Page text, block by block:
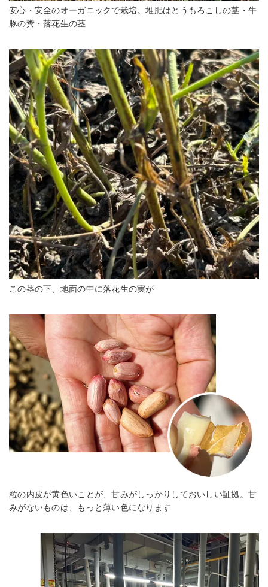
安心・安全のオーガニックで栽培。堆肥はとうもろこしの茎・牛
豚の糞・落花生の茎
この茎の下、地面の中に落花生の実が
粒の内皮が黄色いことが、甘みがしっかりしておいしい証拠。甘
みがないものは、もっと薄い色になります